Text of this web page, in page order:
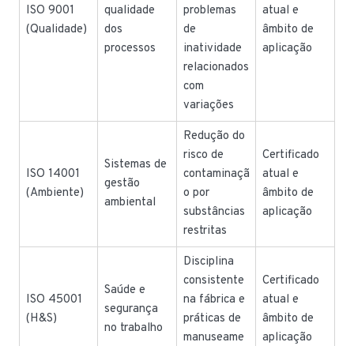
ISO 9001
(Qualidade)
qualidade
dos
processos
problemas
de
inatividade
relacionados
com
variações
atual e
âmbito de
aplicação
ISO 14001
(Ambiente)
Sistemas de
gestão
ambiental
Redução do
risco de
contaminaçã
o por
substâncias
restritas
Certificado
atual e
âmbito de
aplicação
ISO 45001
(H&S)
Saúde e
segurança
no trabalho
Disciplina
consistente
na fábrica e
práticas de
manuseame
Certificado
atual e
âmbito de
aplicação